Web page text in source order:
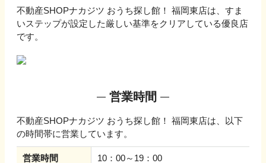
不動産SHOPナカジツ おうち探し館！ 福岡東店は、すま
いステップが設定した厳しい基準をクリアしている優良店
です。
営業時間
不動産SHOPナカジツ おうち探し館！ 福岡東店は、以下
の時間帯に営業しています。
営業時間 10：00～19：00